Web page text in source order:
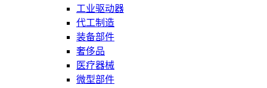
工业驱动器
代工制造
装备部件
奢侈品
医疗器械
微型部件